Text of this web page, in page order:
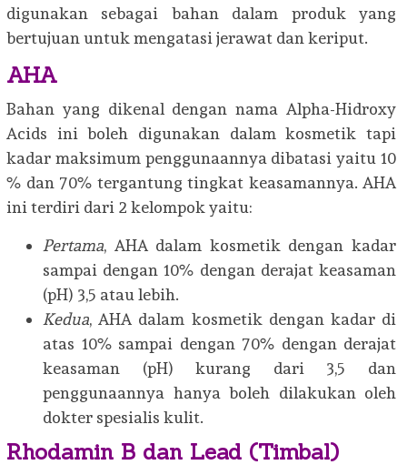
digunakan sebagai bahan dalam produk yang
bertujuan untuk mengatasi jerawat dan keriput.
AHA
Bahan yang dikenal dengan nama Alpha-Hidroxy
Acids ini boleh digunakan dalam kosmetik tapi
kadar maksimum penggunaannya dibatasi yaitu 10
% dan 70% tergantung tingkat keasamannya. AHA
ini terdiri dari 2 kelompok yaitu:
Pertama, AHA dalam kosmetik dengan kadar
sampai dengan 10% dengan derajat keasaman
(pH) 3,5 atau lebih.
Kedua, AHA dalam kosmetik dengan kadar di
atas 10% sampai dengan 70% dengan derajat
keasaman (pH) kurang dari 3,5 dan
penggunaannya hanya boleh dilakukan oleh
dokter spesialis kulit.
Rhodamin B dan Lead (Timbal)